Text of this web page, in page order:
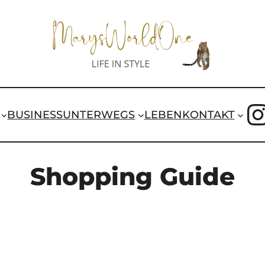
BUSINESSUNTERWEGS LEBENKONTAKT
Shopping Guide